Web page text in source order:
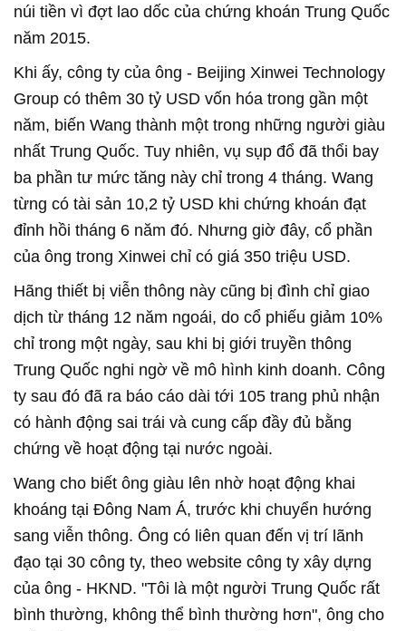
núi tiền vì đợt lao dốc của chứng khoán Trung Quốc
năm 2015.
Khi ấy, công ty của ông - Beijing Xinwei Technology
Group có thêm 30 tỷ USD vốn hóa trong gần một
năm, biến Wang thành một trong những người giàu
nhất Trung Quốc. Tuy nhiên, vụ sụp đổ đã thổi bay
ba phần tư mức tăng này chỉ trong 4 tháng. Wang
từng có tài sản 10,2 tỷ USD khi chứng khoán đạt
đỉnh hồi tháng 6 năm đó. Nhưng giờ đây, cổ phần
của ông trong Xinwei chỉ có giá 350 triệu USD.
Hãng thiết bị viễn thông này cũng bị đình chỉ giao
dịch từ tháng 12 năm ngoái, do cổ phiếu giảm 10%
chỉ trong một ngày, sau khi bị giới truyền thông
Trung Quốc nghi ngờ về mô hình kinh doanh. Công
ty sau đó đã ra báo cáo dài tới 105 trang phủ nhận
có hành động sai trái và cung cấp đầy đủ bằng
chứng về hoạt động tại nước ngoài.
Wang cho biết ông giàu lên nhờ hoạt động khai
khoáng tại Đông Nam Á, trước khi chuyển hướng
sang viễn thông. Ông có liên quan đến vị trí lãnh
đạo tại 30 công ty, theo website công ty xây dựng
của ông - HKND. "Tôi là một người Trung Quốc rất
bình thường, không thể bình thường hơn", ông cho